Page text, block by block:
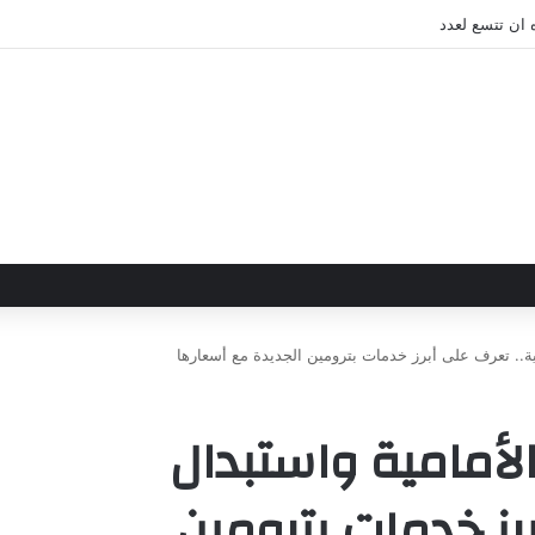
ان تتسع لعدد
تعرف على أبرز خدمات بترومين الجديدة مع أسعارها
واستبدال